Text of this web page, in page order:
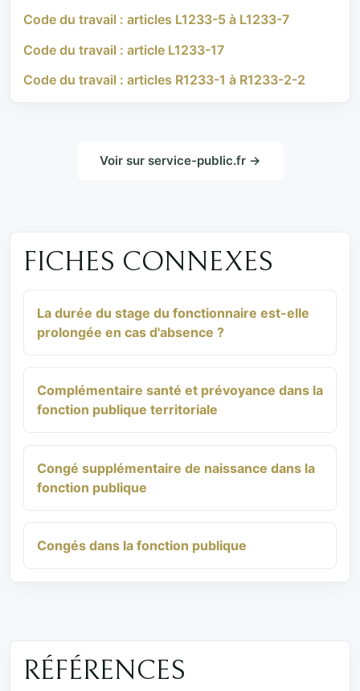
Code du travail : articles L1233-5 à L1233-7
Code du travail : article L1233-17
Code du travail : articles R1233-1 à R1233-2-2
Voir sur service-public.fr →
FICHES CONNEXES
La durée du stage du fonctionnaire est-elle
prolongée en cas d'absence ?
Complémentaire santé et prévoyance dans la
fonction publique territoriale
Congé supplémentaire de naissance dans la
fonction publique
Congés dans la fonction publique
RÉFÉRENCES